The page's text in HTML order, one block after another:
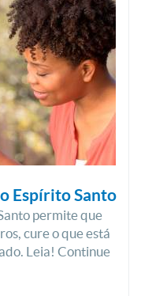
Espírito Santo
permite que
cure o que está
Leia! Continue